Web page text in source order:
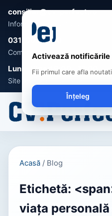
consilier@cv-perfect.ro
Informații și suport clienți
031-005 0470
Comenzi, întrebări și
Luni - Vineri 9:00 - 17:00
Site disponibil non-stop
Acasă / Blog
Etichetă:
viața personală
Activează notificările
Fii primul care afla
Înțeleg